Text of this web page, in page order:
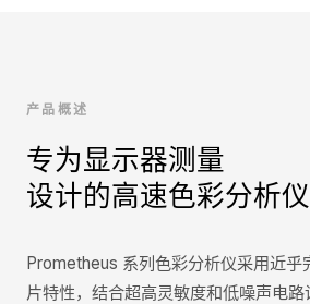
产品概述
专为显示器测量
设计的高速色彩分析仪
Prometheus 系列色彩分析仪采用近乎
片特性，结合超高灵敏度和低噪声电